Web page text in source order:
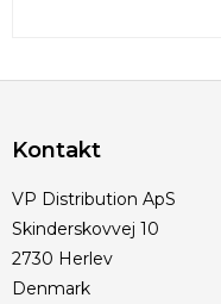
Kontakt
VP Distribution ApS
Skinderskovvej 10
2730 Herlev
Denmark